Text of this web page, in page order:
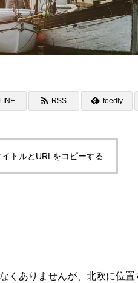
LINE RSS feedly
トルとURLをコピーする
くありませんが、北欧に位